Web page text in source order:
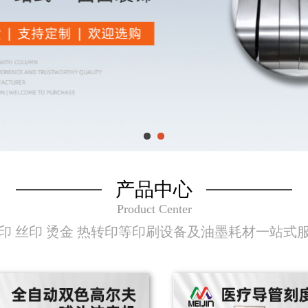
产品中心
Product Center
丝印 烫金 热转印等印刷设备及油墨耗材一站式